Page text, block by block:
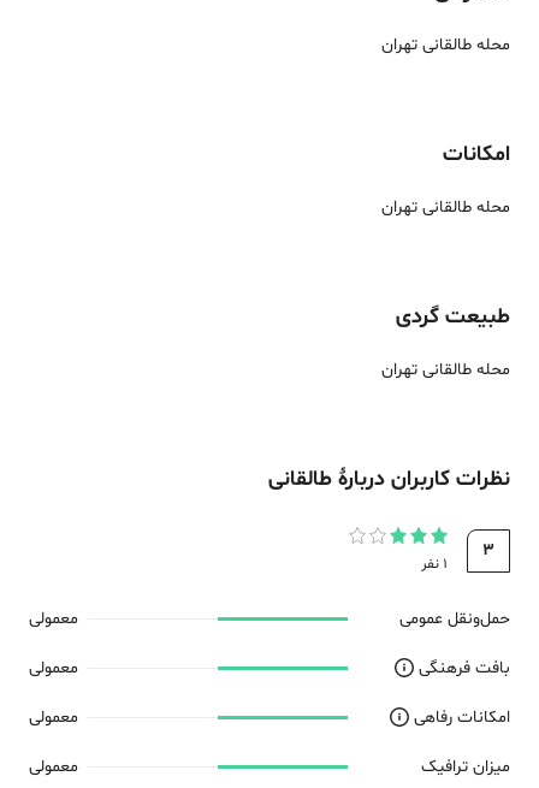
محله طالقانی تهران
امکانات
محله طالقانی تهران
طبیعت گردی
محله طالقانی تهران
نظرات کاربران دربارهٔ طالقانی
3
1 نفر
حمل‌و‌نقل عمومی معمولی
بافت فرهنگی معمولی
امکانات رفاهی معمولی
میزان ترافیک معمولی